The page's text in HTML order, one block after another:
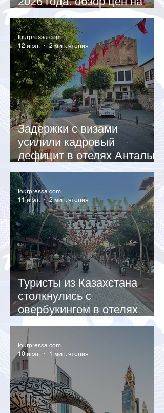
популярные отели
Задержки с визами
усилили кадровый
дефицит в отелях Антальи
в пик турсезона
tourpressa.com
12 июл.
2 мин. чтения
Туристы из Казахстана
столкнулись с
овербукингом в отелях
Турции
tourpressa.com
11 июл.
2 мин. чтения
tourpressa.com
10 июл.
1 мин. чтения